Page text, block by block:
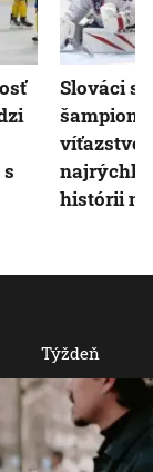
Týždeň
Slováci
histórii